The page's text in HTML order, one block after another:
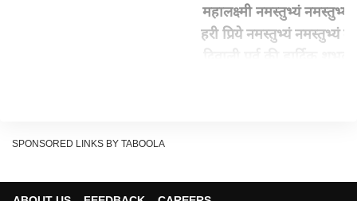
महालक्ष्मी नमस्तुभ्यं नमस्तुभ्यं
हरी प्रिये नमस्तुभ्यं नमस्तुभ्यं
SPONSORED LINKS BY TABOOLA